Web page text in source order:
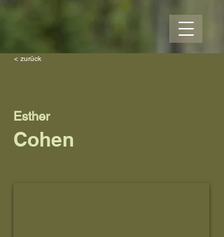
< zurück
Esther
Cohen